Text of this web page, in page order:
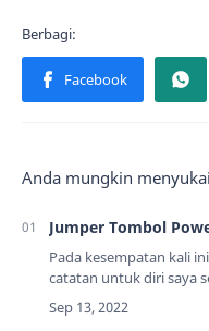
Anda mungkin
Jumper Tombol
Pada kesempatan kali
catatan untuk diri saya
untuk berbagi, yaitu
yang tombol powernya